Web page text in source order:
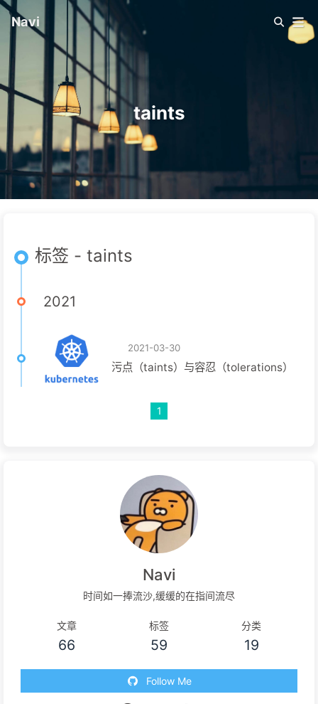
Navi
taints
标签 - taints
2021
2021-03-30
污点（taints）与容忍（tolerations）
1
Navi
时间如一捧流沙,缓缓的在指间流尽
文章
66
标签
59
分类
19
Follow Me